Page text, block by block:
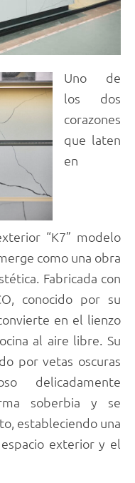
Uno de
los dos
corazones
que laten
en
“K7” modelo
como una obra
Fabricada con
conocido por su
en el lienzo
al aire libre. Su
por vetas oscuras
delicadamente
soberbia y se
estableciendo una
exterior y el